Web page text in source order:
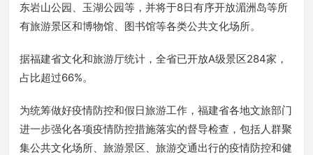
东岩山公园、玉湖公园等，并将于8日有序开放湄洲岛等所
有旅游景区和博物馆、图书馆等各类公共文化场所。
据福建省文化和旅游厅统计，全省已开放A级景区284家，
占比超过66%。
为统筹做好疫情防控和假日旅游工作，福建省各地文旅部门
进一步强化各项疫情防控措施落实的督导检查，包括人群聚
集公共文化场所、旅游景区、旅游交通出行的疫情防控和健